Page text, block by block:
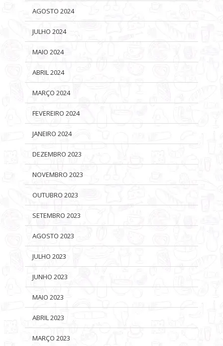
AGOSTO 2024
JULHO 2024
MAIO 2024
ABRIL 2024
MARÇO 2024
FEVEREIRO 2024
JANEIRO 2024
DEZEMBRO 2023
NOVEMBRO 2023
OUTUBRO 2023
SETEMBRO 2023
AGOSTO 2023
JULHO 2023
JUNHO 2023
MAIO 2023
ABRIL 2023
MARÇO 2023